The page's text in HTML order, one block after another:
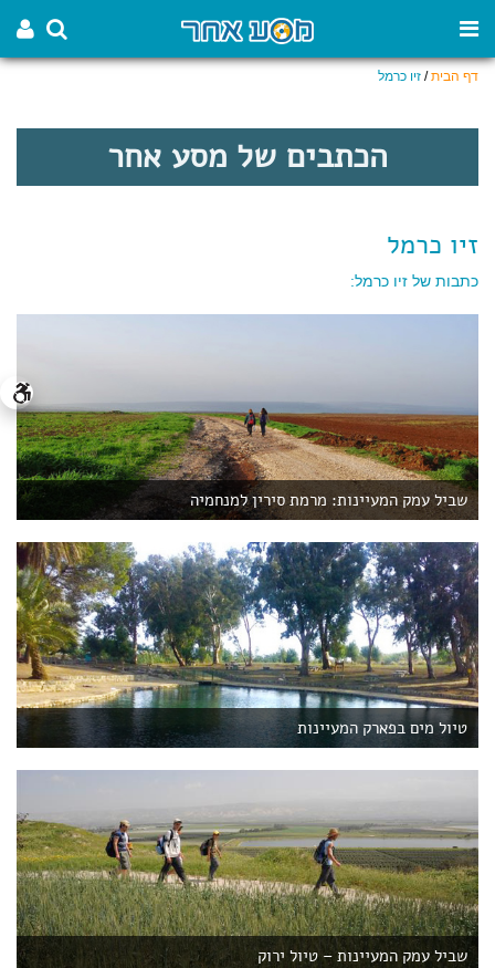
דף הבית/ זיו כרמל
הכתבים של מסע אחר
זיו כרמל
כתבות של זיו כרמל:
שביל עמק המעיינות: מרמת סירין למנחמיה
טיול מים בפארק המעיינות
שביל עמק המעיינות – טיול ירוק